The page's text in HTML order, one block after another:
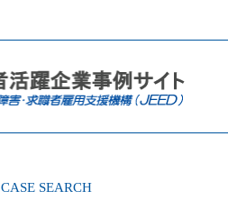
CASE SEARCH